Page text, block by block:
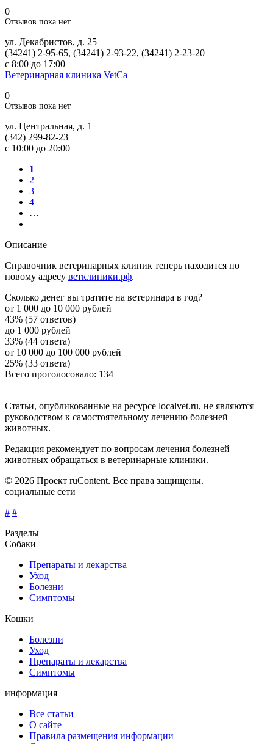
0
Отзывов пока нет
ул. Декабристов, д. 25
(34241) 2-95-65, (34241) 2-93-22, (34241) 2-23-20
с 8:00 до 17:00
Ветеринарная клиника VetCa
0
Отзывов пока нет
ул. Центральная, д. 1
(342) 299-82-23
с 10:00 до 20:00
1
2
3
4
…
Описание
Справочник ветеринарных клиник теперь находится по
новому адресу ветклиники.рф.
Сколько денег вы тратите на ветеринара в год?
от 1 000 до 10 000 рублей
43% (57 ответов)
до 1 000 рублей
33% (44 ответа)
от 10 000 до 100 000 рублей
25% (33 ответа)
Всего проголосовало: 134
Статьи, опубликованные на ресурсе localvet.ru, не являются
руководством к самостоятельному лечению болезней
животных.
Редакция рекомендует по вопросам лечения болезней
животных обращаться в ветеринарные клиники.
© 2026 Проект ruContent. Все права защищены.
социальные сети
# #
Разделы
Собаки
Препараты и лекарства
Уход
Болезни
Симптомы
Кошки
Болезни
Уход
Препараты и лекарства
Симптомы
информация
Все статьи
О сайте
Правила размещения информации